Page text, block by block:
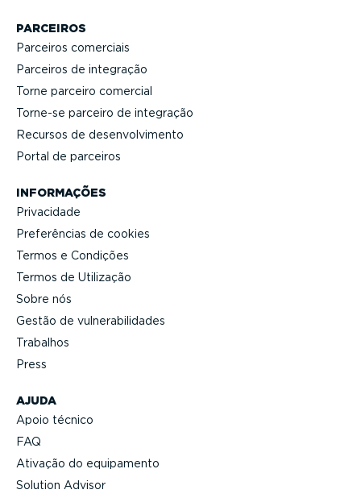
AJUDA
Apoio técnico
FAQ
Ativação do equipamento
Solution Advisor
PARCEIROS
Parceiros comerciais
Parceiros de integração
Torne parceiro comercial
Torne-se parceiro de integração
Recursos de desen­vol­vi­mento
Portal de parceiros
INFORMAÇÕES
Privacidade
Prefe­rências de cookies
Termos e Condições
Termos de Utilização
Sobre nós
Gestão de vulne­ra­bi­li­dades
Trabalhos
Press